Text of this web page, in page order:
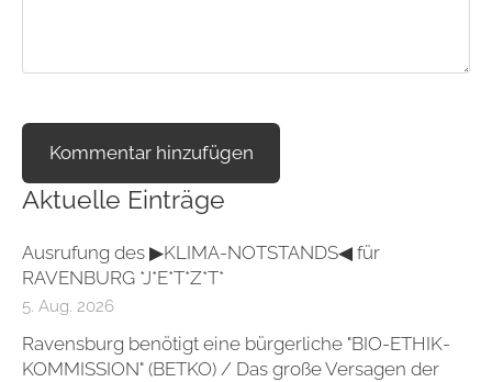
Aktuelle Einträge
Ausrufung des ▶KLIMA-NOTSTANDS◀ für
RAVENBURG *J*E*T*Z*T*
5. Aug. 2026
Ravensburg benötigt eine bürgerliche "BIO-ETHIK-
KOMMISSION" (BETKO) / Das große Versagen der